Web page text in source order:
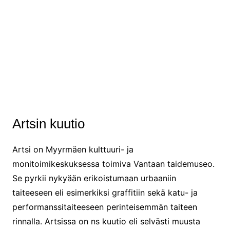
Artsin kuutio
Artsi on Myyrmäen kulttuuri- ja
monitoimikeskuksessa toimiva Vantaan taidemuseo.
Se pyrkii nykyään erikoistumaan urbaaniin
taiteeseen eli esimerkiksi graffitiin sekä katu- ja
performanssitaiteeseen perinteisemmän taiteen
rinnalla. Artsissa on ns kuutio eli selvästi muusta